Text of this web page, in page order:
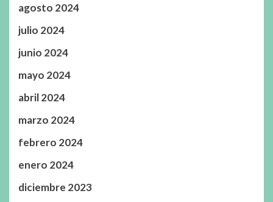
agosto 2024
julio 2024
junio 2024
mayo 2024
abril 2024
marzo 2024
febrero 2024
enero 2024
diciembre 2023